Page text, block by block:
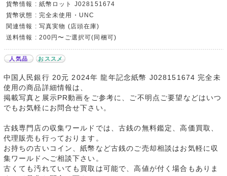
貨幣情報 : 紙幣ロット J028151674
貨幣状態 : 完全未使用・UNC
関連情報 : 写真実物 (店頭在庫)
送料情報 : 200円〜ご選択可(同梱可)
人気品 おススメ
中国人民銀行 20元 2024年 龍年記念紙幣 J028151674 完全未
使用の商品詳細情報は、
掲載写真と展示PR動画をご参考に、ご不明点ご要望などはいつ
でもお気軽にお問合せ下さい。
古銭専門店の収集ワールドでは、古銭の無料鑑定、高価買取、
代理販売も行っております。
お持ちの古いコイン、紙幣など古銭のご売却相談はお気軽に収
集ワールドへご相談下さい。
古くても汚れていても買取は可能で、高値が付く場合もありま